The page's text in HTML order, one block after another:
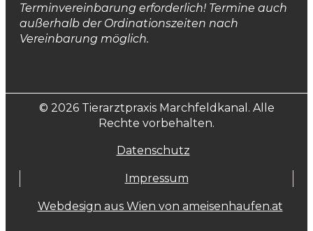
Terminvereinbarung erforderlich! Termine auch
außerhalb der Ordinationszeiten nach
Vereinbarung möglich.
© 2026 Tierarztpraxis Marchfeldkanal. Alle
Rechte vorbehalten.
Datenschutz
Impressum
Webdesign aus Wien von ameisenhaufen.at